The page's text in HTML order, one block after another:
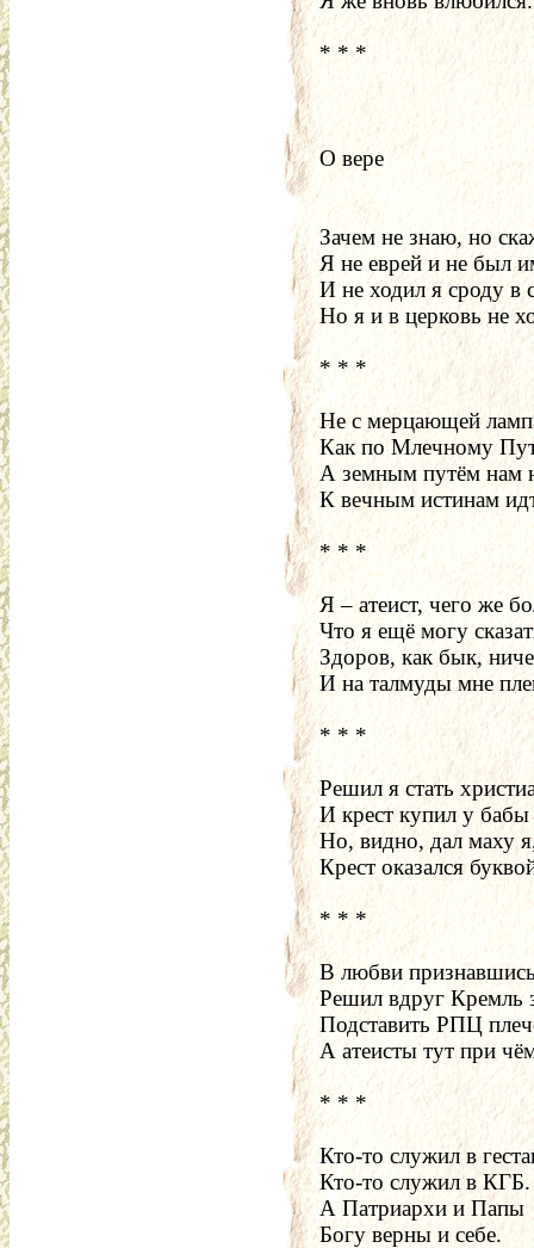
* * *
О вере
Зачем не знаю, но
Я не еврей и не был
И не ходил я сроду в
Но я и в церковь не
* * *
Не с мерцающей
Как по Млечному
А земным путём нам
К вечным истинам
* * *
Я – атеист, чего же
Что я ещё могу
Здоров, как бык,
И на талмуды мне
* * *
Решил я стать
И крест купил у
Но, видно, дал маху
Крест оказался
* * *
В любви
Решил вдруг Кремль
Подставить РПЦ
А атеисты тут при
* * *
Кто-то служил в
Кто-то служил в КГБ.
А Патриархи и Папы
Богу верны и себе.